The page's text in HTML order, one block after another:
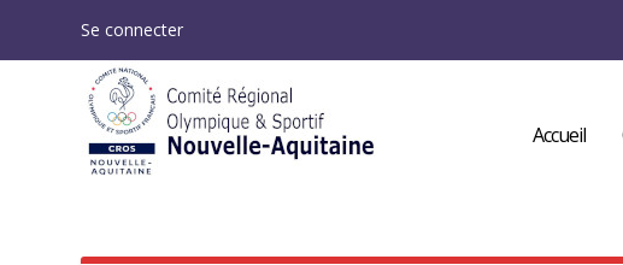
Se connecter
Accueil